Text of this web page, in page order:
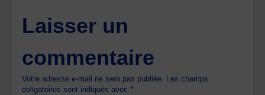
Laisser un
commentaire
Votre adresse e-mail ne sera pas publiée. Les champs
obligatoires sont indiqués avec*